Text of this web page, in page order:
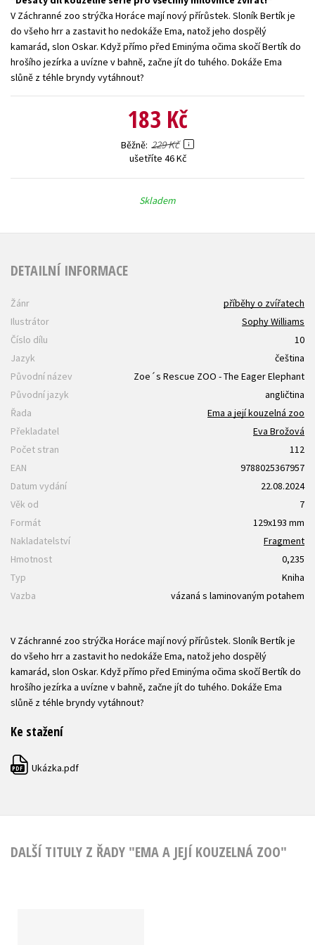
Young adult (SK)
Zahraniční literatura Zdraví a životní styl
Všechny tituly
V Záchranné zoo strýčka Horáce mají nový přírůstek. Sloník Bertík je
do všeho hrr a zastavit ho nedokáže Ema, natož jeho dospělý
kamarád, slon Oskar. Když přímo před Eminýma očima skočí Bertík do
hrošího jezírka a uvízne v bahně, začne jít do tuhého. Dokáže Ema
slůně z téhle bryndy vytáhnout?
183 Kč
Běžně 229 Kč
ušetříte 46 Kč
Skladem
DETAILNÍ INFORMACE
Žánr
příběhy o zvířatech
Ilustrátor
Sophy Williams
Číslo dílu
10
Jazyk
čeština
Původní název
Zoe´s Rescue ZOO - The Eager Elephant
Původní jazyk
angličtina
Řada
Ema a její kouzelná zoo
Překladatel
Eva Brožová
Počet stran
112
EAN
9788025367957
Datum vydání
22.08.2024
Věk od
7
Formát
129x193 mm
Nakladatelství
Fragment
Hmotnost
0,235
Typ
Kniha
Vazba
vázaná s laminovaným potahem
V Záchranné zoo strýčka Horáce mají nový přírůstek. Sloník Bertík je
do všeho hrr a zastavit ho nedokáže Ema, natož jeho dospělý
kamarád, slon Oskar. Když přímo před Eminýma očima skočí Bertík do
hrošího jezírka a uvízne v bahně, začne jít do tuhého. Dokáže Ema
slůně z téhle bryndy vytáhnout?
Ke stažení
PDF Ukázka.pdf
DALŠÍ TITULY Z ŘADY "EMA A JEJÍ KOUZELNÁ ZOO"